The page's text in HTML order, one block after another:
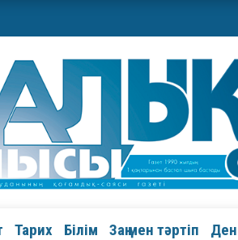
Тарих Білім Заң мен тәртіп